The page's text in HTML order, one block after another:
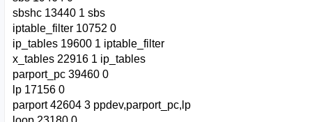
sbshc 13440 1 sbs
iptable_filter 10752 0
ip_tables 19600 1 iptable_filter
x_tables 22916 1 ip_tables
parport_pc 39460 0
lp 17156 0
parport 42604 3 ppdev,parport_pc,lp